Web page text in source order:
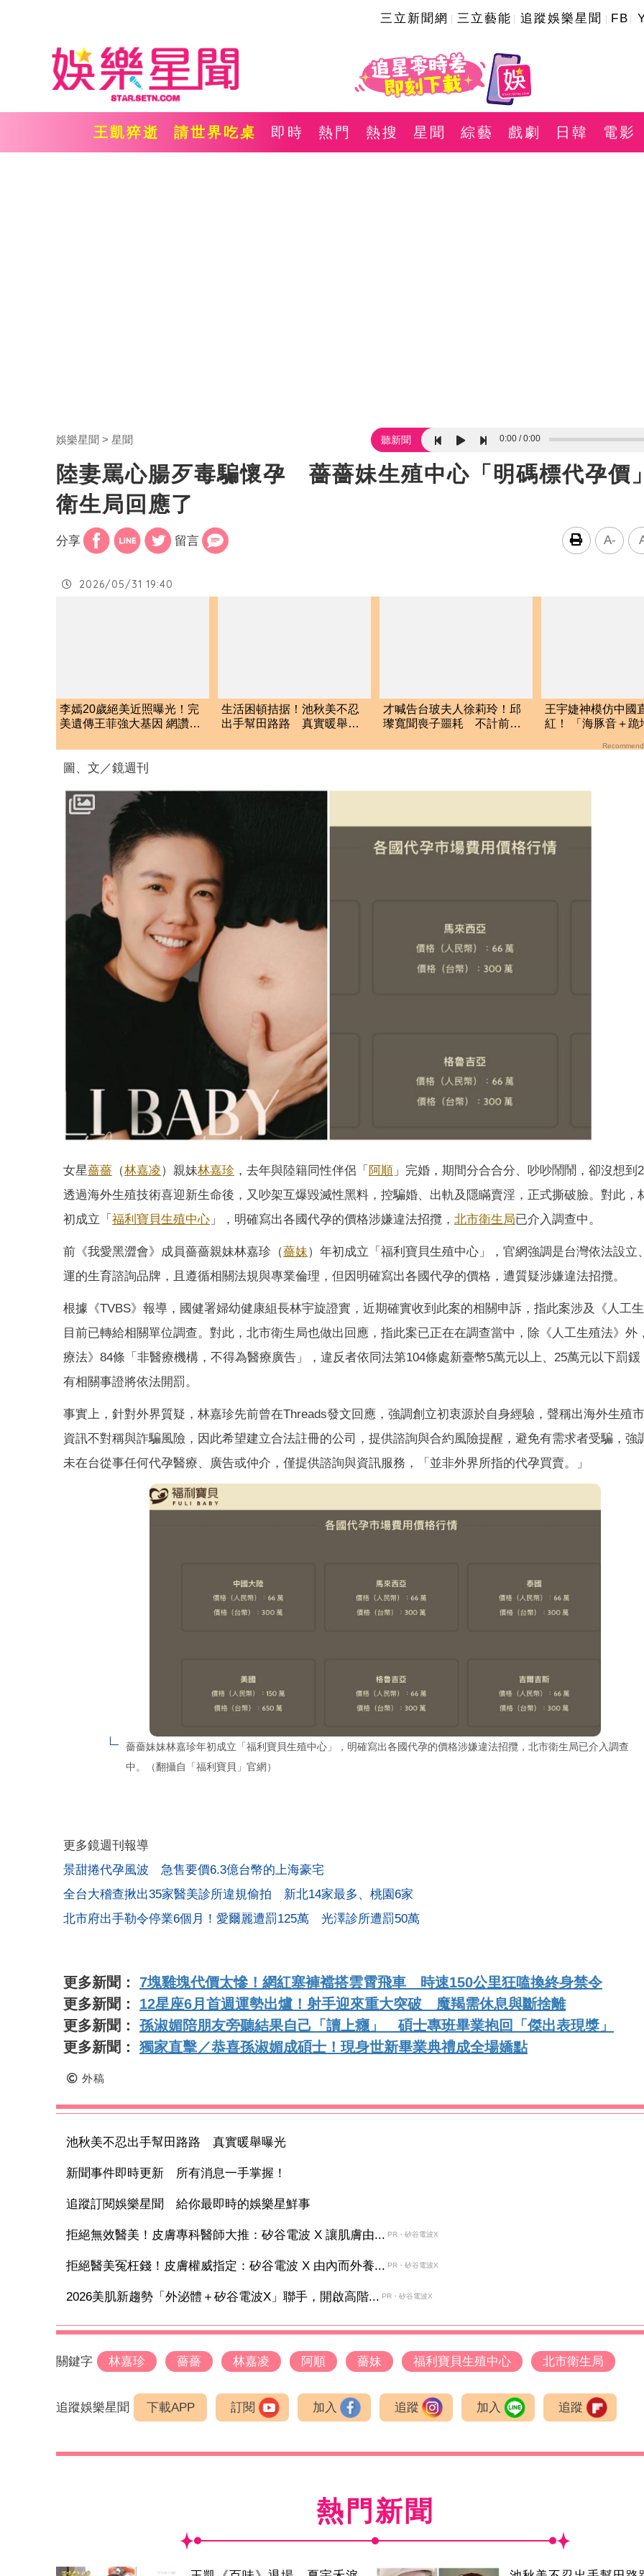
三立新聞網 三立藝能 追蹤娛樂星聞 FB
王凱猝逝 請世界吃桌 即時 熱門 熱搜 星聞 綜藝 戲劇 日韓 電影
娛樂星聞 星聞 聽新聞 0:00 0:00
陸妻罵心腸歹毒騙懷孕 薔薔妹生殖中心「明碼標代孕價
衛生局回應了
分享 留言 A-
2026/05/31 19:40
李嫣20歲絕美近照曝光！完
美遺傳王菲強大基因 網讚：
生活困頓拮据！池秋美不忍
出手幫田路路 真實暖舉曝
才喊告台玻夫人徐莉玲！邱
瓈寬聞喪子噩耗 不計前嫌
王宇婕神模仿中國
紅！ 「海豚音＋跪
圖、文／鏡週刊
女星薔薔 （林嘉凌）親妹林嘉珍 ，去年與陸籍同性伴侶「 阿順 」完婚，期間分合合分、吵吵鬧鬧，卻沒想到
透過海外生殖技術喜迎新生命後，又吵架互爆毀滅性黑料，控騙婚、出軌及隱瞞賣淫，正式撕破臉。對此，
初成立「 福利寶貝生殖中心 」，明確寫出各國代孕的價格涉嫌違法招攬， 北市衛生局已介入調查中。
前《我愛黑澀會》成員薔薔親妹林嘉珍（薔妹）年初成立「福利寶貝生殖中心」，官網強調是台灣依法設立
運的生育諮詢品牌，且遵循相關法規與專業倫理，但因明確寫出各國代孕的價格，遭質疑涉嫌違法招攬。
根據《TVBS》報導，國健署婦幼健康組長林宇旋證實，近期確實收到此案的相關申訴，指此案涉及《人工
目前已轉給相關單位調查。對此，北市衛生局也做出回應，指此案已正在在調查當中，除《人工生殖法》外
療法》84條「非醫療機構，不得為醫療廣告」，違反者依同法第104條處新臺幣5萬元以上、25萬元以下罰鍰
有相關事證將依法開罰。
事實上，針對外界質疑，林嘉珍先前曾在Threads發文回應，強調創立初衷源於自身經驗，聲稱出海外生殖
資訊不對稱與詐騙風險，因此希望建立合法註冊的公司，提供諮詢與合約風險提醒，避免有需求者受騙，強
未在台從事任何代孕醫療、廣告或仲介，僅提供諮詢與資訊服務，「並非外界所指的代孕買賣。」
薔薔妹妹林嘉珍年初成立「福利寶貝生殖中心」，明確寫出各國代孕的價格涉嫌違法招攬，北市衛生局已介入調查
中。（翻攝自「福利寶貝」官網）
更多鏡週刊報導
景甜捲代孕風波 急售要價6.3億台幣的上海豪宅
全台大稽查揪出35家醫美診所違規偷拍 新北14家最多、桃園6家
北市府出手勒令停業6個月！愛爾麗遭罰125萬 光澤診所遭罰50萬
更多新聞： 7塊雞塊代價太慘！網紅塞褲襠搭雲霄飛車 時速150公里狂嗑換終身禁令
更多新聞： 12星座6月首週運勢出爐！射手迎來重大突破 魔羯需休息與斷捨離
更多新聞： 孫淑媚陪朋友旁聽結果自己「讀上癮」 碩士專班畢業抱回「傑出表現獎」
更多新聞： 獨家直擊／恭喜孫淑媚成碩士！現身世新畢業典禮成全場嬌點
外稿
池秋美不忍出手幫田路路 真實暖舉曝光
新聞事件即時更新 所有消息一手掌握！
追蹤訂閱娛樂星聞 給你最即時的娛樂星鮮事
拒絕無效醫美！皮膚專科醫師大推：矽谷電波 X 讓肌膚由... PR・矽谷電波X
拒絕醫美冤枉錢！皮膚權威指定：矽谷電波 X 由內而外養... PR・矽谷電波X
2026美肌新趨勢「外泌體＋矽谷電波X」聯手，開啟高階... PR・矽谷電波X
關鍵字 林嘉珍 薔薔 林嘉凌 阿順 薔妹 福利寶貝生殖中心 北市衛生局
追蹤娛樂星聞 下載APP 訂閱 加入 追蹤 加入 追蹤
熱門新聞